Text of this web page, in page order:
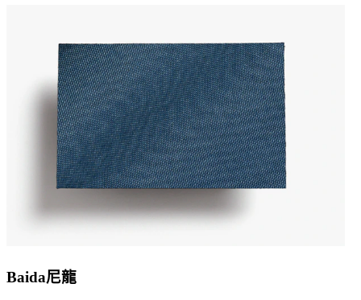
Baida尼龍